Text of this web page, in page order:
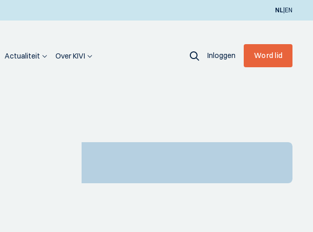
NL|EN
Actualiteit Over KIVI Inloggen Word lid